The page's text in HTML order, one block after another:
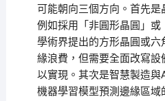
可能朝向三個方向。首先是
例如採用「非圓形晶圓」或
學術界提出的方形晶圓或六
緣浪費，但需要全面改寫
以實現。其次是智慧製造與
機器學習模型預測邊緣區